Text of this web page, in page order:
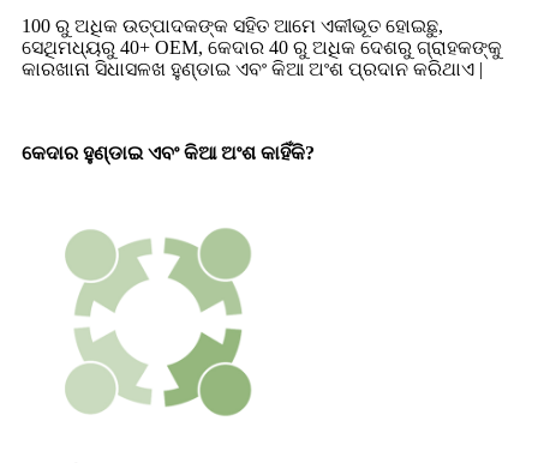
100 ରୁ ଅଧିକ ଉତ୍ପାଦକଙ୍କ ସହିତ ଆମେ ଏକୀଭୂତ ହୋଇଛୁ,
ସେଥିମଧ୍ୟରୁ 40+ OEM, କେଦାର 40 ରୁ ଅଧିକ ଦେଶରୁ ଗ୍ରାହକଙ୍କୁ
କାରଖାନା ସିଧାସଳଖ ହୁଣ୍ଡାଇ ଏବଂ କିଆ ଅଂଶ ପ୍ରଦାନ କରିଥାଏ |
କେଦାର ହୁଣ୍ଡାଇ ଏବଂ କିଆ ଅଂଶ କାହିଁକି?